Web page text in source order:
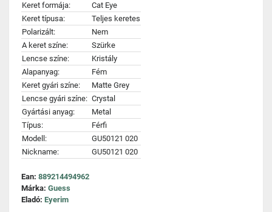
Keret formája:
Cat Eye
Keret típusa:
Teljes keretes
Polarizált:
Nem
A keret színe:
Szürke
Lencse színe:
Kristály
Alapanyag:
Fém
Keret gyári színe:
Matte Grey
Lencse gyári színe: Crystal
Gyártási anyag:
Metal
Típus:
Férfi
Modell:
GU50121 020
Nickname:
GU50121 020
Ean: 889214494962
Márka: Guess
Eladó: Eyerim